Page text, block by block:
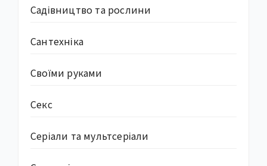
Садівництво та рослини
Сантехніка
Своїми руками
Секс
Серіали та мультсеріали